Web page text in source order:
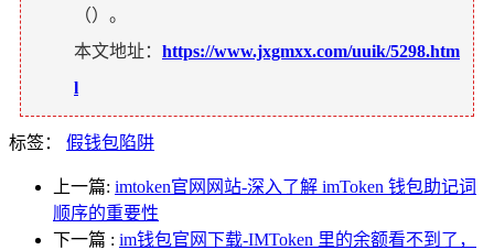
（）。
本文地址： https://www.jxgmxx.com/uuik/5298.htm
l
标签： 假钱包陷阱
上一篇: imtoken官网网站-深入了解 imToken 钱包助记词
顺序的重要性
下一篇 : im钱包官网下载-IMToken 里的余额看不到了，